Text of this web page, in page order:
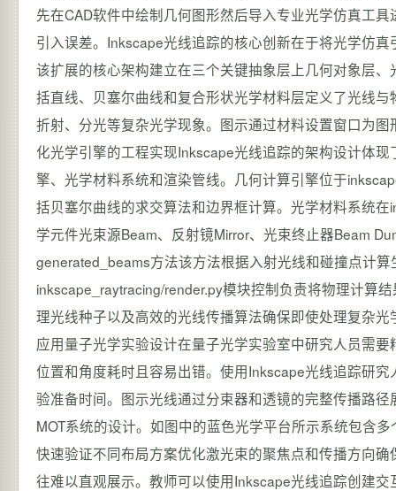
先在CAD软件中绘制几何图形然后导入专业光学仿真工
引入误差。Inkscape光线追踪的核心创新在于将光学仿
该扩展的核心架构建立在三个关键抽象层上几何对象层
括直线、贝塞尔曲线和复合形状光学材料层定义了光线
折射、分光等复杂光学现象。图示通过材料设置窗口为
化光学引擎的工程实现Inkscape光线追踪的架构设计体
擎、光学材料系统和渲染管线。几何计算引擎位于
括贝塞尔曲线的求交算法和边界框计算。光学材料系统
学元件光束源Beam、反射镜Mirror、光束终止器Beam
generated_beams方法该方法根据入射光线和碰撞点计
inkscape_raytracing/render.py模块控制负责将物理计算
理光线种子以及高效的光线传播算法确保即使处理复杂
应用量子光学实验设计在量子光学实验室中研究人员需
位置和角度耗时且容易出错。使用Inkscape光线追踪研
验准备时间。图示光线通过分束器和透镜的完整传播路
MOT系统的设计。如图中的蓝色光学平台所示系统包含
快速验证不同布局方案优化激光束的聚焦点和传播方向
往难以直观展示。教师可以使用Inkscape光线追踪创建